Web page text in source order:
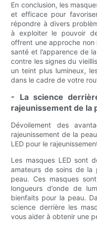
En conclusion, les
et efficace pour
répondre à divers
à exploiter le pouvoir
offrent une approche non
santé et l’apparence de
contre les signes du
un teint plus lumineux,
dans le cadre de votre
- La science
rajeunissement de la
Dévoilement des
rajeunissement de la
LED pour le
Les masques LED sont
amateurs de soins de la
peau. Ces masques
longueurs d’onde de
bienfaits pour la peau.
science derrière les
vous aider à obtenir une